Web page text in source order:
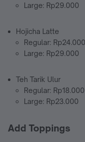
Large: Rp29.000
Hojicha Latte
Regular: Rp24.000
Large: Rp29.000
Teh Tarik Ulur
Regular: Rp18.000
Large: Rp23.000
Add Toppings